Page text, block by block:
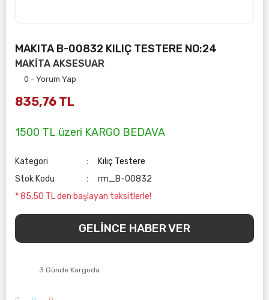
MAKITA B-00832 KILIÇ TESTERE NO:24
MAKİTA AKSESUAR
0 - Yorum Yap
835,76 TL
1500 TL üzeri KARGO BEDAVA
Kategori
Kılıç Testere
Stok Kodu
rm_B-00832
* 85,50 TL den başlayan taksitlerle!
GELİNCE HABER VER
3 Günde Kargoda